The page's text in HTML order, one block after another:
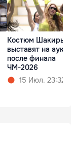
Костюм Шакиры
выставят на
после финала
ЧМ-2026
15 Июл. 23:32